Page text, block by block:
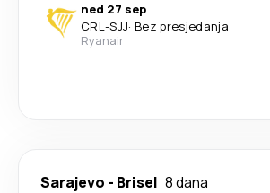
ned 27 sep
CRL-SJJ· Bez presjedanja
Ryanair
Sarajevo - Brisel 8 dana